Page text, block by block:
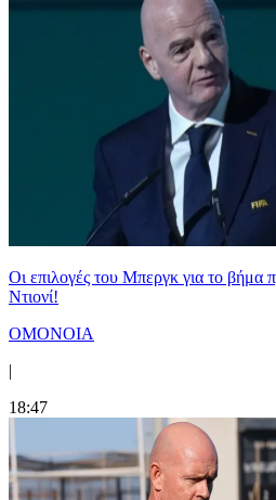
Οι επιλογές του Μπεργκ για το βήμα
Ντιονί!
ΟΜΟΝΟΙΑ
|
18:47